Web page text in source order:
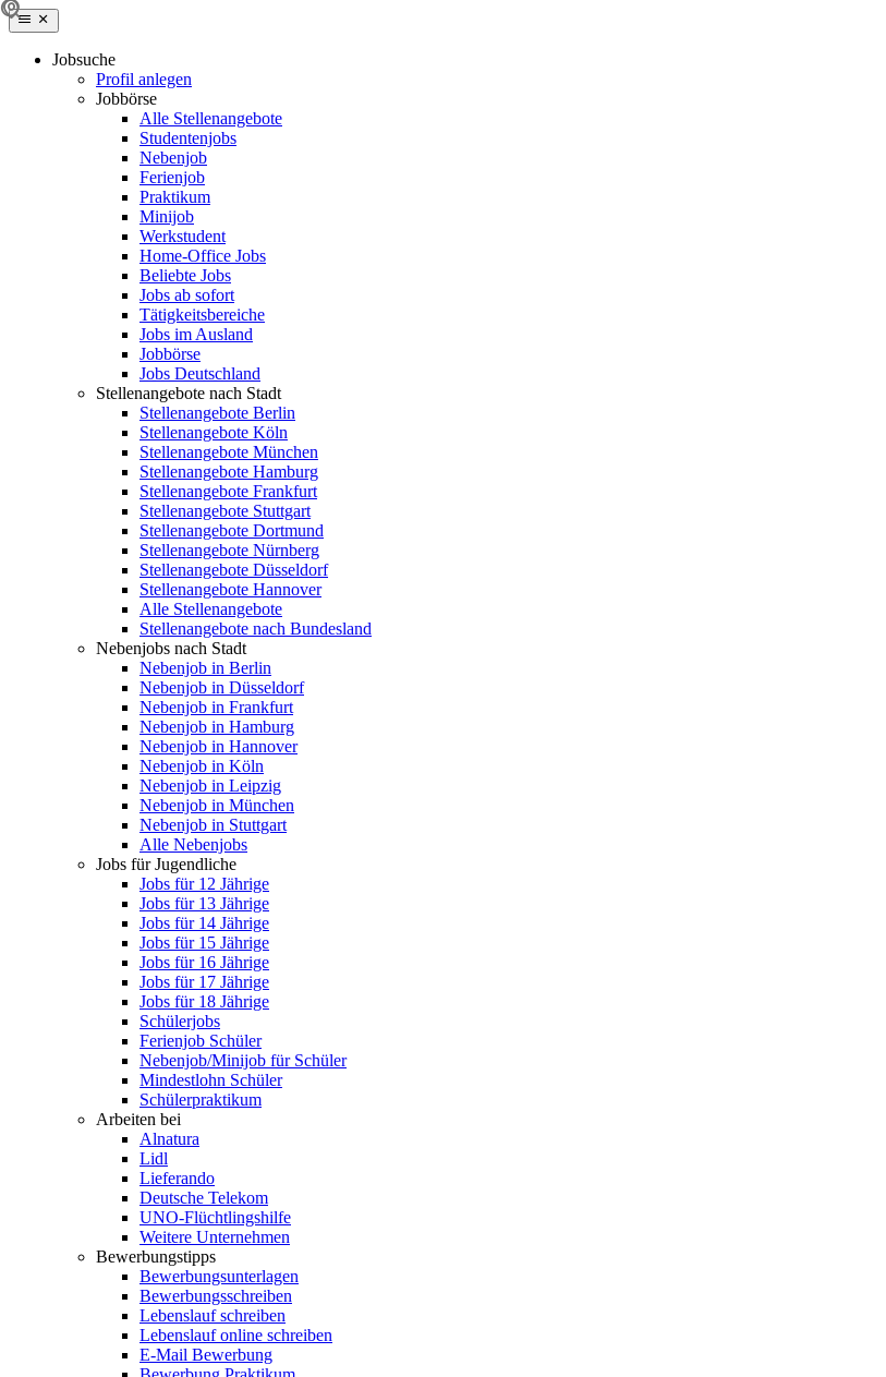
Jobsuche
Profil anlegen
Jobbörse
Alle Stellenangebote
Studentenjobs
Nebenjob
Ferienjob
Praktikum
Minijob
Werkstudent
Home-Office Jobs
Beliebte Jobs
Jobs ab sofort
Tätigkeitsbereiche
Jobs im Ausland
Jobbörse
Jobs Deutschland
Stellenangebote nach Stadt
Stellenangebote Berlin
Stellenangebote Köln
Stellenangebote München
Stellenangebote Hamburg
Stellenangebote Frankfurt
Stellenangebote Stuttgart
Stellenangebote Dortmund
Stellenangebote Nürnberg
Stellenangebote Düsseldorf
Stellenangebote Hannover
Alle Stellenangebote
Stellenangebote nach Bundesland
Nebenjobs nach Stadt
Nebenjob in Berlin
Nebenjob in Düsseldorf
Nebenjob in Frankfurt
Nebenjob in Hamburg
Nebenjob in Hannover
Nebenjob in Köln
Nebenjob in Leipzig
Nebenjob in München
Nebenjob in Stuttgart
Alle Nebenjobs
Jobs für Jugendliche
Jobs für 12 Jährige
Jobs für 13 Jährige
Jobs für 14 Jährige
Jobs für 15 Jährige
Jobs für 16 Jährige
Jobs für 17 Jährige
Jobs für 18 Jährige
Schülerjobs
Ferienjob Schüler
Nebenjob/Minijob für Schüler
Mindestlohn Schüler
Schülerpraktikum
Arbeiten bei
Alnatura
Lidl
Lieferando
Deutsche Telekom
UNO-Flüchtlingshilfe
Weitere Unternehmen
Bewerbungstipps
Bewerbungsunterlagen
Bewerbungsschreiben
Lebenslauf schreiben
Lebenslauf online schreiben
E-Mail Bewerbung